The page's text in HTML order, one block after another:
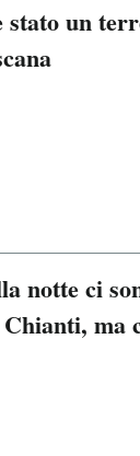
stato un
notte ci
ma